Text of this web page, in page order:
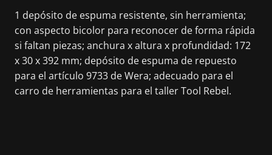
1 depósito de espuma resistente, sin herramienta;
con aspecto bicolor para reconocer de forma rápida
si faltan piezas; anchura x altura x profundidad: 172
x 30 x 392 mm; depósito de espuma de repuesto
para el artículo 9733 de Wera; adecuado para el
carro de herramientas para el taller Tool Rebel.